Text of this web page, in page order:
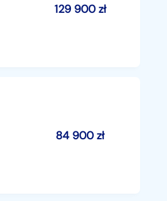
129 900zł
84 900zł